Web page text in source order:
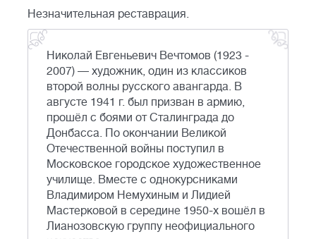
Незначительная реставрация.
Николай Евгеньевич Вечтомов (1923 -
2007) — художник, один из классиков
второй волны русского авангарда. В
августе 1941 г. был призван в армию,
прошёл с боями от Сталинграда до
Донбасса. По окончании Великой
Отечественной войны поступил в
Московское городское художественное
училище. Вместе с однокурсниками
Владимиром Немухиным и Лидией
Мастерковой в середине 1950-х вошёл в
Лианозовскую группу неофициального